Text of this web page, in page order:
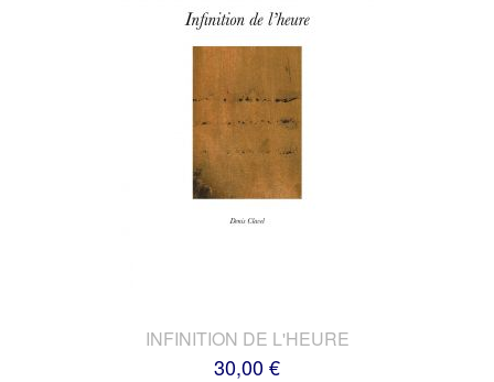
INFINITION DE L'HEURE
30,00 €